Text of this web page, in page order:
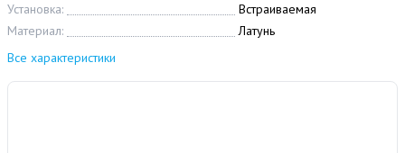
Установка:
Встраиваемая
Материал:
Латунь
Все характеристики